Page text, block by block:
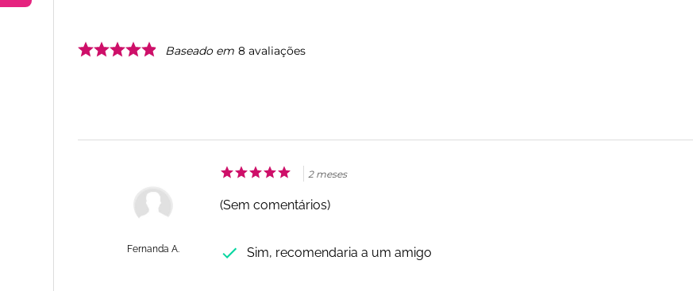
Baseado em 8 avaliações
Fernanda A.
2 meses
(Sem comentários)
Sim, recomendaria a um amigo